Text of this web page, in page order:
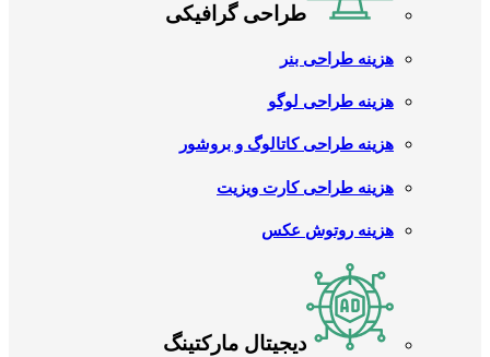
طراحی گرافیکی
هزینه طراحی بنر
هزینه طراحی لوگو
هزینه طراحی کاتالوگ و بروشور
هزینه طراحی کارت ویزیت
هزینه روتوش عکس
دیجیتال مارکتینگ